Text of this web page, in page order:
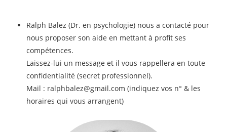
Ralph Balez (Dr. en psychologie) nous a contacté pour
nous proposer son aide en mettant à profit ses
compétences.
Laissez-lui un message et il vous rappellera en toute
confidentialité (secret professionnel).
Mail : ralphbalez@gmail.com (indiquez vos n° & les
horaires qui vous arrangent)